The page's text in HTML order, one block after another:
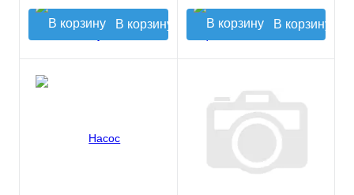
В корзину В корзину